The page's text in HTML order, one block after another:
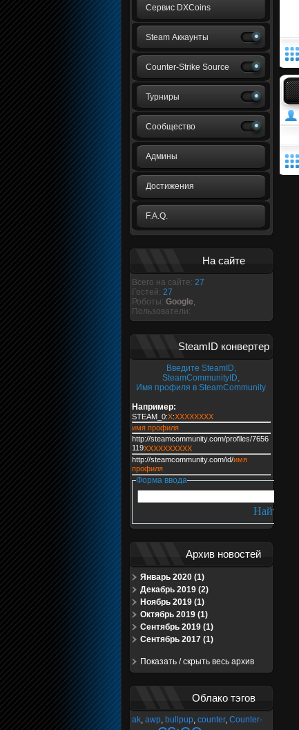
Сервис DXCoins
Steam Аккаунты
Counter-Strike Source
Турниры
Сообщество
Админы
Достижения
F.A.Q.
На сайте
Всего на сайте: 27
Гостей: 27
Роботы: Google,
Пользователи:
SteamID конвертер
Введите SteamID,
SteamCommunityID,
Имя профиля в SteamCommunity
Например:
STEAM_0:X:XXXXXXXX
имя профиля
http://steamcommunity.com/profiles/7656
119XXXXXXXXXX
http://steamcommunity.com/id/имя
профиля
Форма ввода
Архив новостей
Январь 2020 (1)
Декабрь 2019 (2)
Ноябрь 2019 (1)
Октябрь 2019 (1)
Сентябрь 2019 (1)
Сентябрь 2017 (1)
Показать / скрыть весь архив
Облако тэгов
ak, awp, bullpup, counter, Counter-